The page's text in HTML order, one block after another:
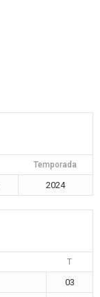
Temporada
2024
T
03